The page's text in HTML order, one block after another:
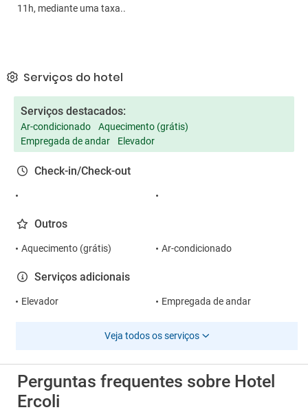
11h, mediante uma taxa..
Serviços do hotel
Serviços destacados:
Ar-condicionado
Aquecimento (grátis)
Empregada de andar
Elevador
Check-in/Check-out
Outros
Aquecimento (grátis) Ar-condicionado
Serviços adicionais
Elevador Empregada de andar
Veja todos os serviços
Perguntas frequentes sobre Hotel
Ercoli